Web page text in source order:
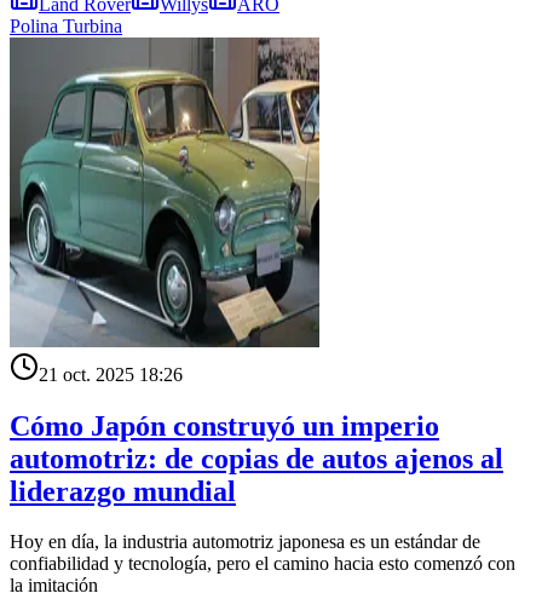
Polina Turbina
21 oct. 2025 18:26
Cómo Japón construyó un imperio
automotriz: de copias de autos ajenos al
liderazgo mundial
Hoy en día, la industria automotriz japonesa es un estándar de
confiabilidad y tecnología, pero el camino hacia esto comenzó con
la imitación